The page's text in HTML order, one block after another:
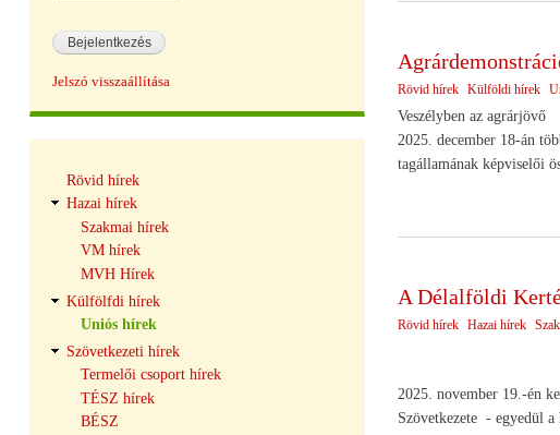
Rövid hírek Külföldi hírek
Veszélyben az agrárjövő
2025. december 18-án
tagállamának képviselői
A Délalföldi
Rövid hírek Hazai hírek
2025. november 19.-én
Szövetkezete - egyedül a
Jelszó visszaállítása
navigáció
Rövid hírek
Hazai hírek
Szakmai hírek
VM hírek
MVH Hírek
Külfölfdi hírek
Uniós hírek
Szövetkezeti hírek
Termelői csoport hírek
TÉSZ hírek
BÉSZ